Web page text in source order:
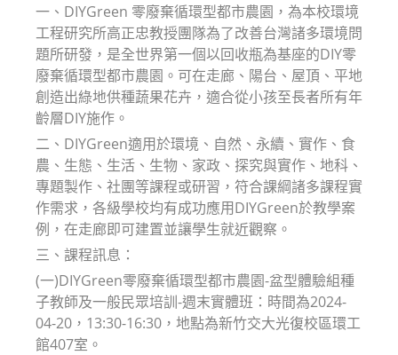
一、DIYGreen 零廢棄循環型都市農園，為本校環境
工程研究所高正忠教授團隊為了改善台灣諸多環境問
題所研發，是全世界第一個以回收瓶為基座的DIY零
廢棄循環型都市農園。可在走廊、陽台、屋頂、平地
創造出綠地供種蔬果花卉，適合從小孩至長者所有年
齡層DIY施作。
二、DIYGreen適用於環境、自然、永續、實作、食
農、生態、生活、生物、家政、探究與實作、地科、
專題製作、社團等課程或研習，符合課綱諸多課程實
作需求，各級學校均有成功應用DIYGreen於教學案
例，在走廊即可建置並讓學生就近觀察。
三、課程訊息：
(一)DIYGreen零廢棄循環型都市農園-盆型體驗組種
子教師及一般民眾培訓-週末實體班：時間為2024-
04-20，13:30-16:30，地點為新竹交大光復校區環工
館407室。